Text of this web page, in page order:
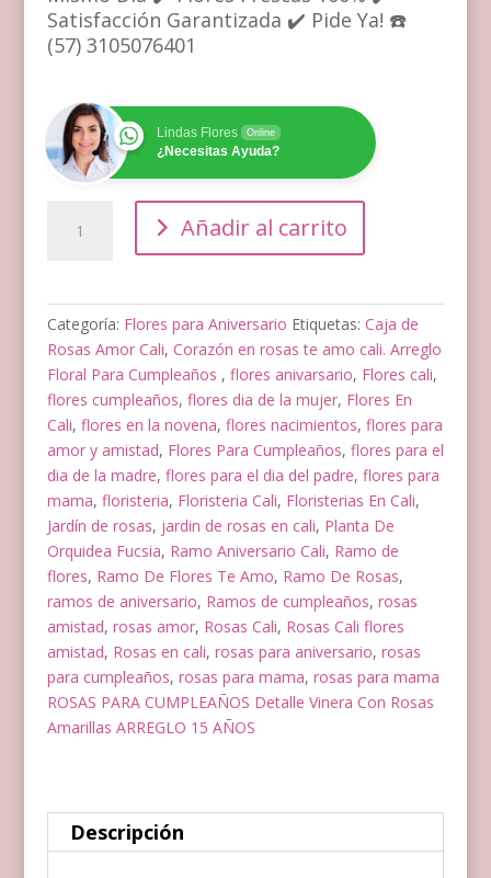
Satisfacción Garantizada ✔️ Pide Ya! ☎️
(57) 3105076401
Lindas Flores Online
¿Necesitas Ayuda?
Redondo
cantidad
Añadir al carrito
Categoría: Flores para Aniversario Etiquetas: Caja de
Rosas Amor Cali, Corazón en rosas te amo cali. Arreglo
Floral Para Cumpleaños , flores anivarsario, Flores cali,
flores cumpleaños, flores dia de la mujer, Flores En
Cali, flores en la novena, flores nacimientos, flores para
amor y amistad, Flores Para Cumpleaños, flores para el
dia de la madre, flores para el dia del padre, flores para
mama, floristeria, Floristeria Cali, Floristerias En Cali,
Jardín de rosas, jardin de rosas en cali, Planta De
Orquidea Fucsia, Ramo Aniversario Cali, Ramo de
flores, Ramo De Flores Te Amo, Ramo De Rosas,
ramos de aniversario, Ramos de cumpleaños, rosas
amistad, rosas amor, Rosas Cali, Rosas Cali flores
amistad, Rosas en cali, rosas para aniversario, rosas
para cumpleaños, rosas para mama, rosas para mama
ROSAS PARA CUMPLEAÑOS Detalle Vinera Con Rosas
Amarillas ARREGLO 15 AÑOS
Descripción